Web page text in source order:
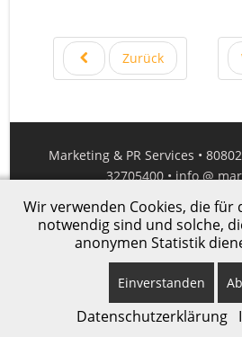
Zurück
Marketing & PR Services •
32705400 •info @
Impressum |
© 2021
Top
Wir verwenden Cookies, die für
notwendig sind und solche,
anonymen Statistik
Einverstanden
Datenschutzerklärung